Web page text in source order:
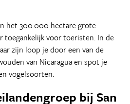
het 300.000 hectare grote
toegankelijk voor toeristen. In de
zijn loop je door een van de
van Nicaragua en spot je
vogelsoorten.
bij San